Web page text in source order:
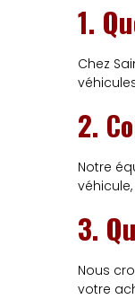
1.
Chez
2.
Notre
3.
Nous
votre